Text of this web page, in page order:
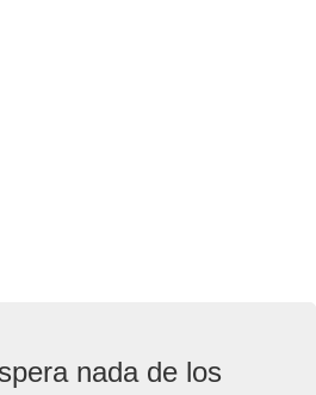
nada de los